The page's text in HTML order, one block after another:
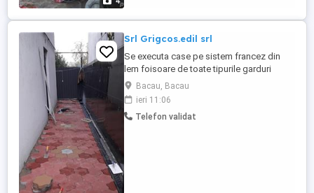
Srl Grigcos.edil srl
Se executa case pe sistem francez din
lem foisoare de toate tipurile garduri
pavaje curti si centre comerciale
acoperisuri de toate tipurile garaje
hidrohizolati finisaje interioare tencuieli
rog si ofer seriozitate
Bacau, Bacau
ieri 11:06
Telefon validat